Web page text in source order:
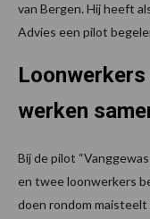
van Bergen. Hij heeft
Advies een pilot
werken
Bij de pilot
en twee loonwerkers
doen rondom maisteelt